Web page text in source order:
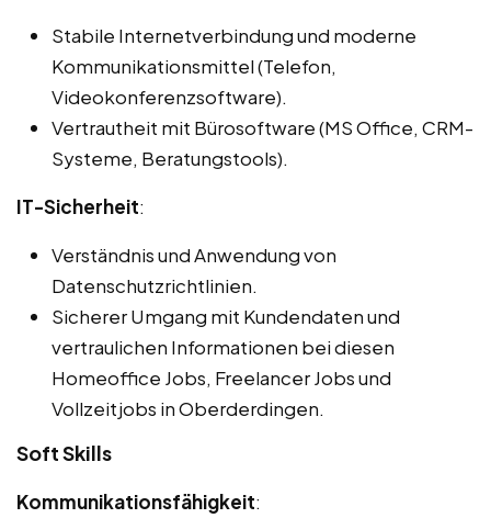
Stabile Internetverbindung und moderne
Kommunikationsmittel (Telefon,
Videokonferenzsoftware).
Vertrautheit mit Bürosoftware (MS Office, CRM-
Systeme, Beratungstools).
IT-Sicherheit:
Verständnis und Anwendung von
Datenschutzrichtlinien.
Sicherer Umgang mit Kundendaten und
vertraulichen Informationen bei diesen
Homeoffice Jobs, Freelancer Jobs und
Vollzeitjobs in Oberderdingen.
Soft Skills
Kommunikationsfähigkeit: